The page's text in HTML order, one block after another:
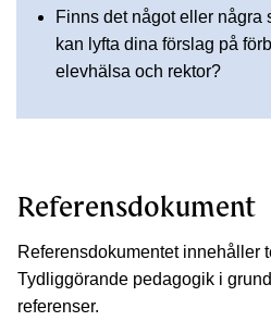
Finns det något eller några
kan lyfta dina förslag på
elevhälsa och rektor?
Referensdokument
Referensdokumentet innehåller
Tydliggörande pedagogik i
referenser.